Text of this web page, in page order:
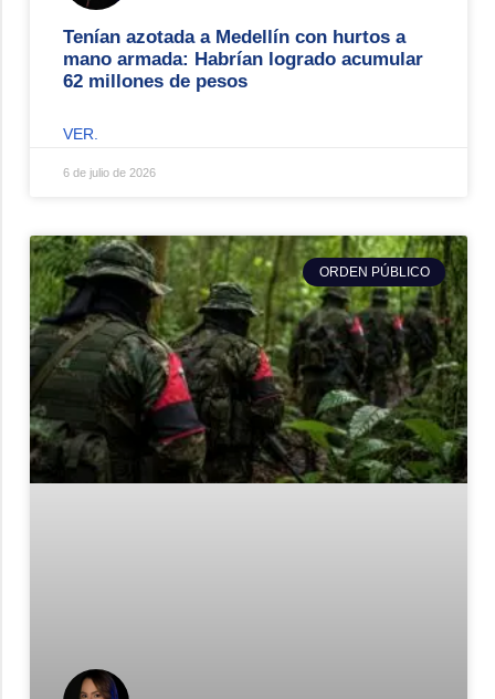
Tenían azotada a Medellín con hurtos a
mano armada: Habrían logrado acumular
62 millones de pesos
VER.
6 de julio de 2026
ORDEN PÚBLICO